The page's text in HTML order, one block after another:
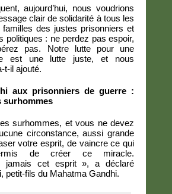
aujourd’hui, nous voudrions
clair de solidarité à tous les
des justes prisonniers et
politiques : ne perdez pas espoir,
pas. Notre lutte pour une
est une lutte juste, et nous
t-il ajouté.
aux prisonniers de guerre :
surhommes
surhommes, et vous ne devez
circonstance, aussi grande
votre esprit, de vaincre ce qui
de créer ce miracle.
jamais cet esprit », a déclaré
petit-fils du Mahatma Gandhi.